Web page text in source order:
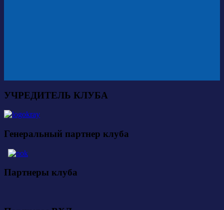
УЧРЕДИТЕЛЬ КЛУБА
Генеральный партнер клуба
Партнеры клуба